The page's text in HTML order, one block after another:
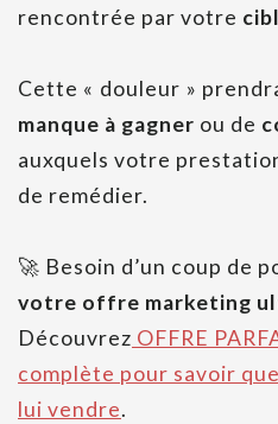
rencontrée par votre
Cette « douleur »
manque à gagner ou de
auxquels votre
de remédier.
🚀 Besoin d’un coup de
votre offre marketing
Découvrez OFFRE
complète pour savoir
lui vendre.